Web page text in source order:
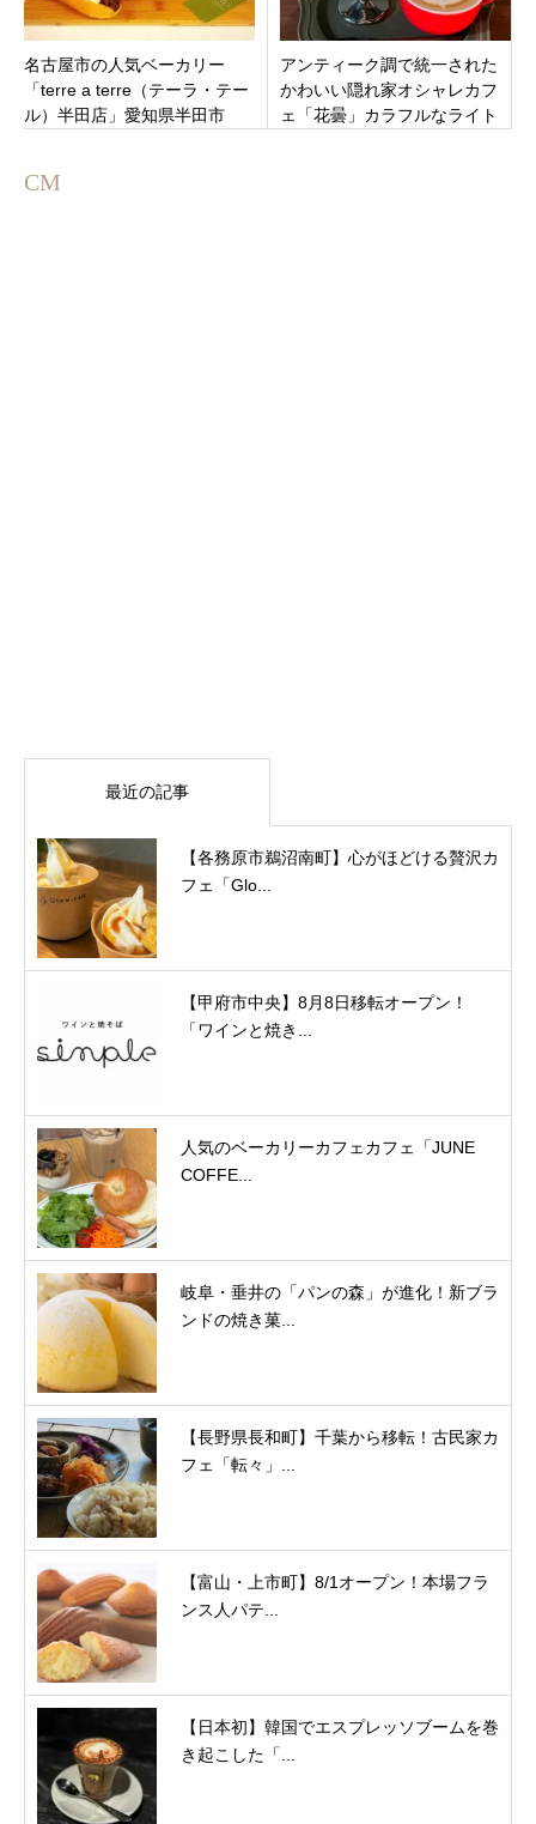
名古屋市の人気ベーカリー
「terre a terre（テーラ・テー
ル）半田店」愛知県半田市
アンティーク調で統一された
かわいい隠れ家オシャレカフ
ェ「花曇」カラフルなライト
CM
最近の記事
【各務原市鵜沼南町】心がほどける贅沢カ
フェ「Glo...
【甲府市中央】8月8日移転オープン！
「ワインと焼き...
人気のベーカリーカフェカフェ「JUNE
COFFE...
岐阜・垂井の「パンの森」が進化！新ブラ
ンドの焼き菓...
【長野県長和町】千葉から移転！古民家カ
フェ「転々」...
【富山・上市町】8/1オープン！本場フラ
ンス人パテ...
【日本初】韓国でエスプレッソブームを巻
き起こした「...